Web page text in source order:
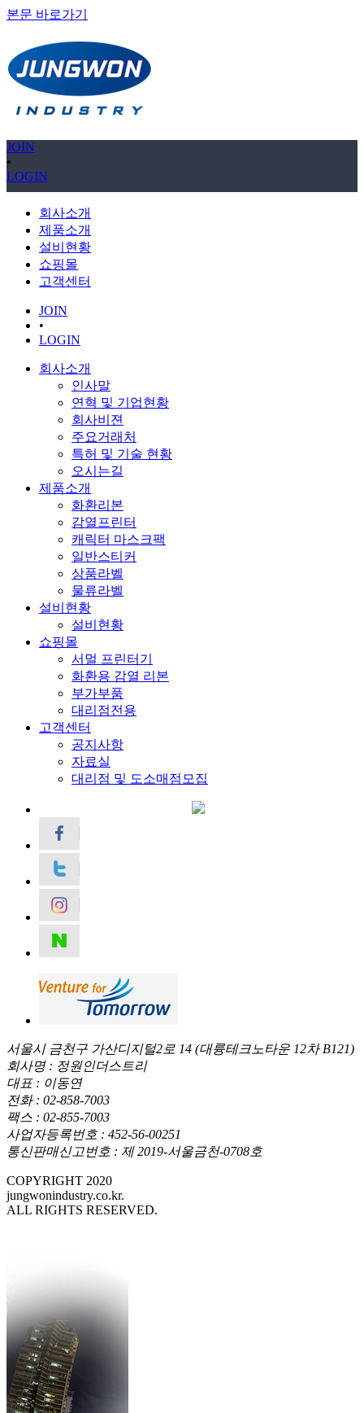
본문 바로가기
JOIN
•
LOGIN
회사소개
제품소개
설비현황
쇼핑몰
고객센터
JOIN
•
LOGIN
회사소개
인사말
연혁 및 기업현황
회사비젼
주요거래처
특허 및 기술 현황
오시는길
제품소개
화환리본
감열프린터
캐릭터 마스크팩
일반스티커
상품라벨
물류라벨
설비현황
설비현황
쇼핑몰
서멀 프린터기
화환용 감열 리본
부가부품
대리점전용
고객센터
공지사항
자료실
대리점 및 도소매점모집
서울시 금천구 가산디지털2로 14 (대륭테크노타운 12차 B121)
회사명 : 정원인더스트리
대표 : 이동연
전화 : 02-858-7003
팩스 : 02-855-7003
사업자등록번호 : 452-56-00251
통신판매신고번호 : 제 2019-서울금천-0708호
COPYRIGHT 2020
jungwonindustry.co.kr.
ALL RIGHTS RESERVED.